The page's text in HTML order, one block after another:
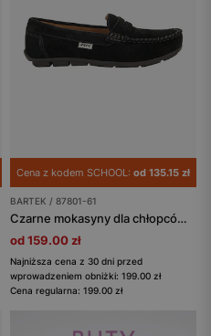
Cena z kodem SCHOOL: od 135.15 zł
BARTEK / 87801-61
Czarne mokasyny dla chłopców BARTEK 87801-61
od 159.00 zł
Najniższa cena z 30 dni przed
wprowadzeniem obniżki: 199.00 zł
Cena regularna: 199.00 zł